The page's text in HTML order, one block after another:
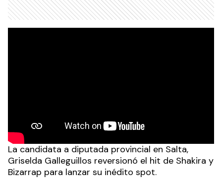
La candidata a diputada provincial en Salta,
Griselda Galleguillos reversionó el hit de Shakira y
Bizarrap para lanzar su inédito spot.